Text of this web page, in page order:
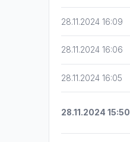
28.11.2024 16:09
28.11.2024 16:06
28.11.2024 16:05
28.11.2024 15:50